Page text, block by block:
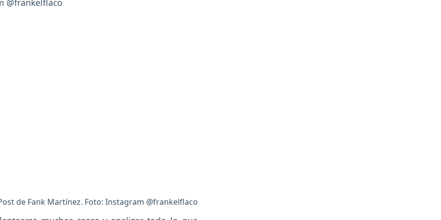
de Fank Martínez. Foto: Instagram @frankelflaco